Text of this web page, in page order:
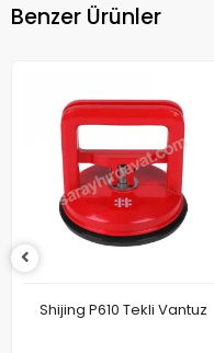
Benzer Ürünler
Shijing P610 Tekli Vantuz